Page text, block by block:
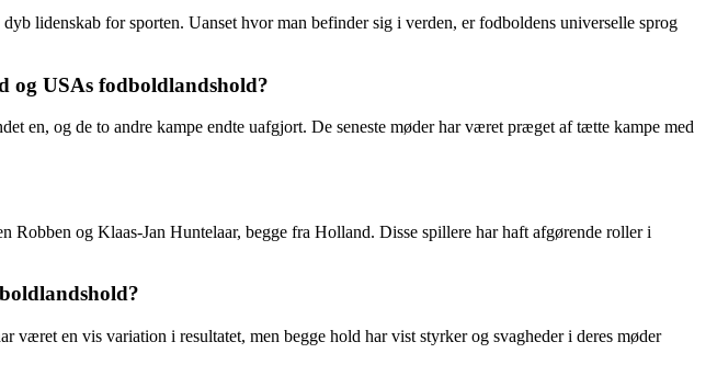
lidenskab for sporten. Uanset hvor man befinder sig i verden, er fodboldens universelle sprog
og USAs fodboldlandshold?
en, og de to andre kampe endte uafgjort. De seneste møder har været præget af tætte kampe med
og Klaas-Jan Huntelaar, begge fra Holland. Disse spillere har haft afgørende roller i
en vis variation i resultatet, men begge hold har vist styrker og svagheder i deres møder